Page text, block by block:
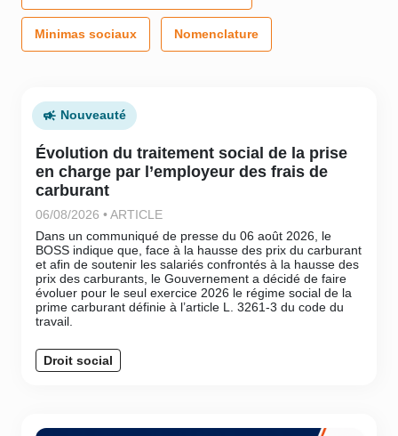
Minimas sociaux Nomenclature
Nouveauté
Évolution du traitement social de la prise
en charge par l’employeur des frais de
carburant
06/08/2026 • ARTICLE
Dans un communiqué de presse du 06 août 2026, le
BOSS indique que, face à la hausse des prix du carburant
et afin de soutenir les salariés confrontés à la hausse des
prix des carburants, le Gouvernement a décidé de faire
évoluer pour le seul exercice 2026 le régime social de la
prime carburant définie à l’article L. 3261-3 du code du
travail.
Droit social